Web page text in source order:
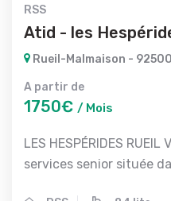
RSS
Atid - les
Rueil-Malmaison - 92500
A partir de
1750€ / Mois
LES HESPÉRIDES
services senior située